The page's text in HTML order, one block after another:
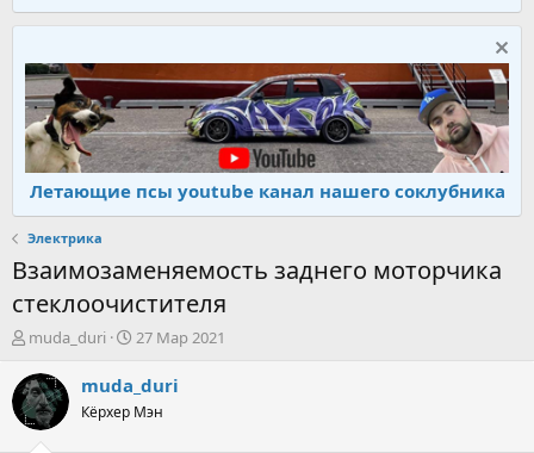
Летающие псы youtube канал нашего соклубника
Электрика
Взаимозаменяемость заднего моторчика
стеклоочистителя
А
т
о
р
muda_duri
Д
а
н
27 Мар 2021
muda_duri
Кёрхер Мэн